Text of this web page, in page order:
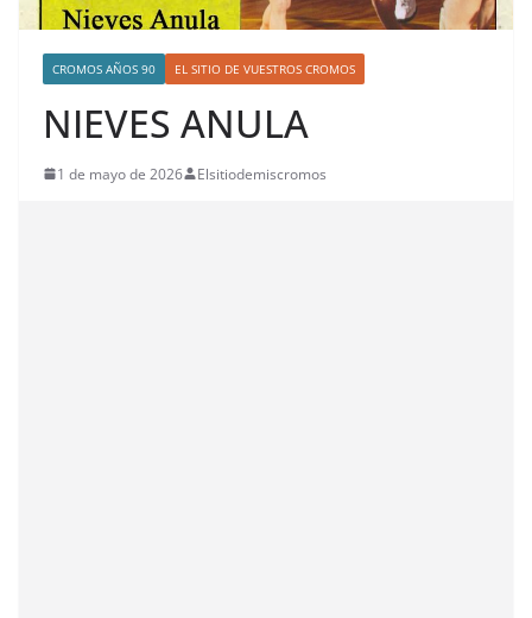
CROMOS AÑOS 90 EL SITIO DE VUESTROS CROMOS
NIEVES ANULA
1 de mayo de 2026 Elsitiodemiscromos